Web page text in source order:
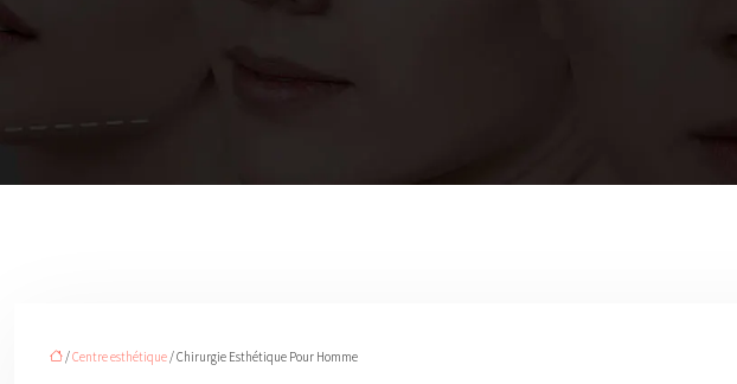
/Centre esthétique/ Chirurgie Esthétique Pour Homme